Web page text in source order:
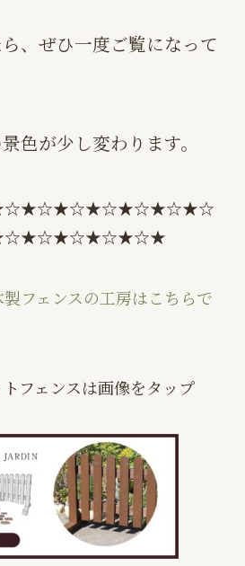
、ぜひ一度ご覧になって
色が少し変わります。
フェンスの工房はこちらで
フェンスは画像をタップ